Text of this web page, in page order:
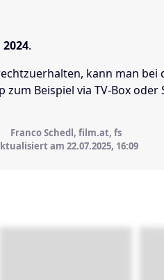
2024.
kann man bei
Beispiel via TV-Box oder
Franco Schedl, film.at, fs
am 22.07.2025, 16:09